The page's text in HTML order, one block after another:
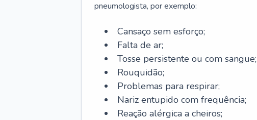
pneumologista, por exemplo:
Cansaço sem esforço;
Falta de ar;
Tosse persistente ou com sangue;
Rouquidão;
Problemas para respirar;
Nariz entupido com frequência;
Reação alérgica a cheiros;